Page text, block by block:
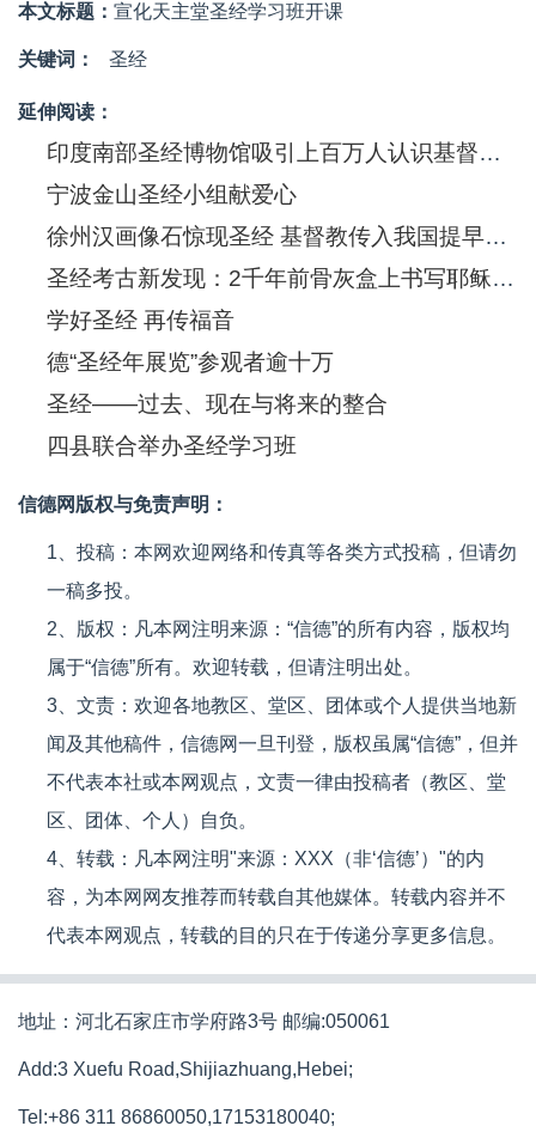
本文标题： 宣化天主堂圣经学习班开课
关键词： 圣经
延伸阅读：
印度南部圣经博物馆吸引上百万人认识基督信息
宁波金山圣经小组献爱心
徐州汉画像石惊现圣经 基督教传入我国提早550年
圣经考古新发现：2千年前骨灰盒上书写耶稣(图)
学好圣经 再传福音
德“圣经年展览”参观者逾十万
圣经——过去、现在与将来的整合
四县联合举办圣经学习班
信德网版权与免责声明：
1、投稿：本网欢迎网络和传真等各类方式投稿，但请勿
一稿多投。
2、版权：凡本网注明来源：“信德”的所有内容，版权均
属于“信德”所有。欢迎转载，但请注明出处。
3、文责：欢迎各地教区、堂区、团体或个人提供当地新
闻及其他稿件，信德网一旦刊登，版权虽属“信德”，但并
不代表本社或本网观点，文责一律由投稿者（教区、堂
区、团体、个人）自负。
4、转载：凡本网注明"来源：XXX（非‘信德’）"的内
容，为本网网友推荐而转载自其他媒体。转载内容并不
代表本网观点，转载的目的只在于传递分享更多信息。
地址：河北石家庄市学府路3号 邮编:050061
Add:3 Xuefu Road,Shijiazhuang,Hebei;
Tel:+86 311 86860050,17153180040;